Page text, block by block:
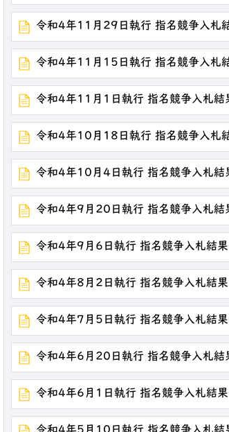
令和4年11月29日執行 指名競争入札
令和4年11月15日執行 指名競争入札
令和4年11月1日執行 指名競争入札結
令和4年10月18日執行 指名競争入札
令和4年10月4日執行 指名競争入札結
令和4年9月20日執行 指名競争入札結
令和4年9月6日執行 指名競争入札結
令和4年8月2日執行 指名競争入札結
令和4年7月5日執行 指名競争入札結
令和4年6月20日執行 指名競争入札結
令和4年6月1日執行 指名競争入札結